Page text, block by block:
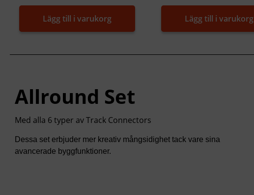
Lägg till i varukorg Lägg till i varukorg
Allround Set
Med alla 6 typer av Track Connectors
Dessa set erbjuder mer kreativ mångsidighet tack vare sina
avancerade byggfunktioner.